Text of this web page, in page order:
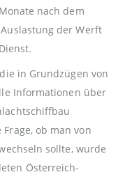
nach dem
der Werft
in Grundzügen von
Informationen über
ob man von
sollte, wurde
Österreich-